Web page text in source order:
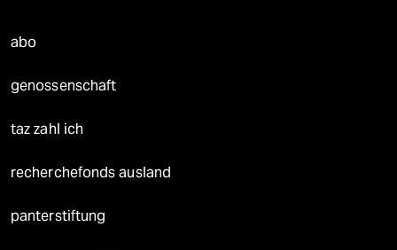
abo
genossenschaft
taz zahl ich
recherchefonds ausland
panterstiftung